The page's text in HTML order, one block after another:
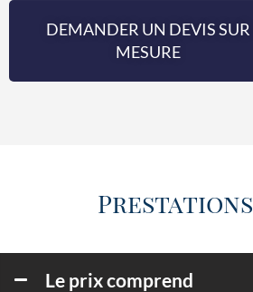
DEMANDER UN DEVIS SUR
MESURE
Prestations
Le prix comprend